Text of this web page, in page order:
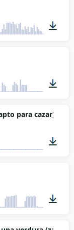
00:17
para cazar)
00:07